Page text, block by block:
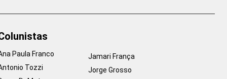
Paula Franco
Tozzi
Jamari França
Jorge Grosso